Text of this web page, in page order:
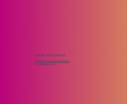
ENTRE EM CONTATO
contato@ceucomvoce.com.br
(21) 96963-4316